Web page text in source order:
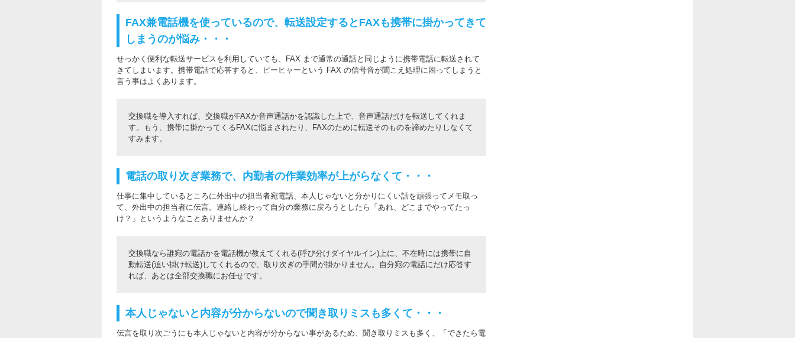
FAX兼電話機を使っているので、転送設定するとFAXも携帯に掛かってきて
しまうのが悩み・・・
せっかく便利な転送サービスを利用していても、FAX まで通常の通話と同じように携帯電話に転送されて
きてしまいます。携帯電話で応答すると、ピーヒャーという FAX の信号音が聞こえ処理に困ってしまうと
言う事はよくあります。
交換職を導入すれば、交換職がFAXか音声通話かを認識した上で、音声通話だけを転送してくれま
す。もう、携帯に掛かってくるFAXに悩まされたり、FAXのために転送そのものを諦めたりしなくて
すみます。
電話の取り次ぎ業務で、内勤者の作業効率が上がらなくて・・・
仕事に集中しているところに外出中の担当者宛電話、本人じゃないと分かりにくい話を頑張ってメモ取っ
て、外出中の担当者に伝言。連絡し終わって自分の業務に戻ろうとしたら「あれ、どこまでやってたっ
け？」というようなことありませんか？
交換職なら誰宛の電話かを電話機が教えてくれる(呼び分けダイヤルイン)上に、不在時には携帯に自
動転送(追い掛け転送)してくれるので、取り次ぎの手間が掛かりません。自分宛の電話にだけ応答す
れば、あとは全部交換職にお任せです。
本人じゃないと内容が分からないので聞き取りミスも多くて・・・
伝言を取り次ごうにも本人じゃないと内容が分からない事があるため、聞き取りミスも多く、「できたら電